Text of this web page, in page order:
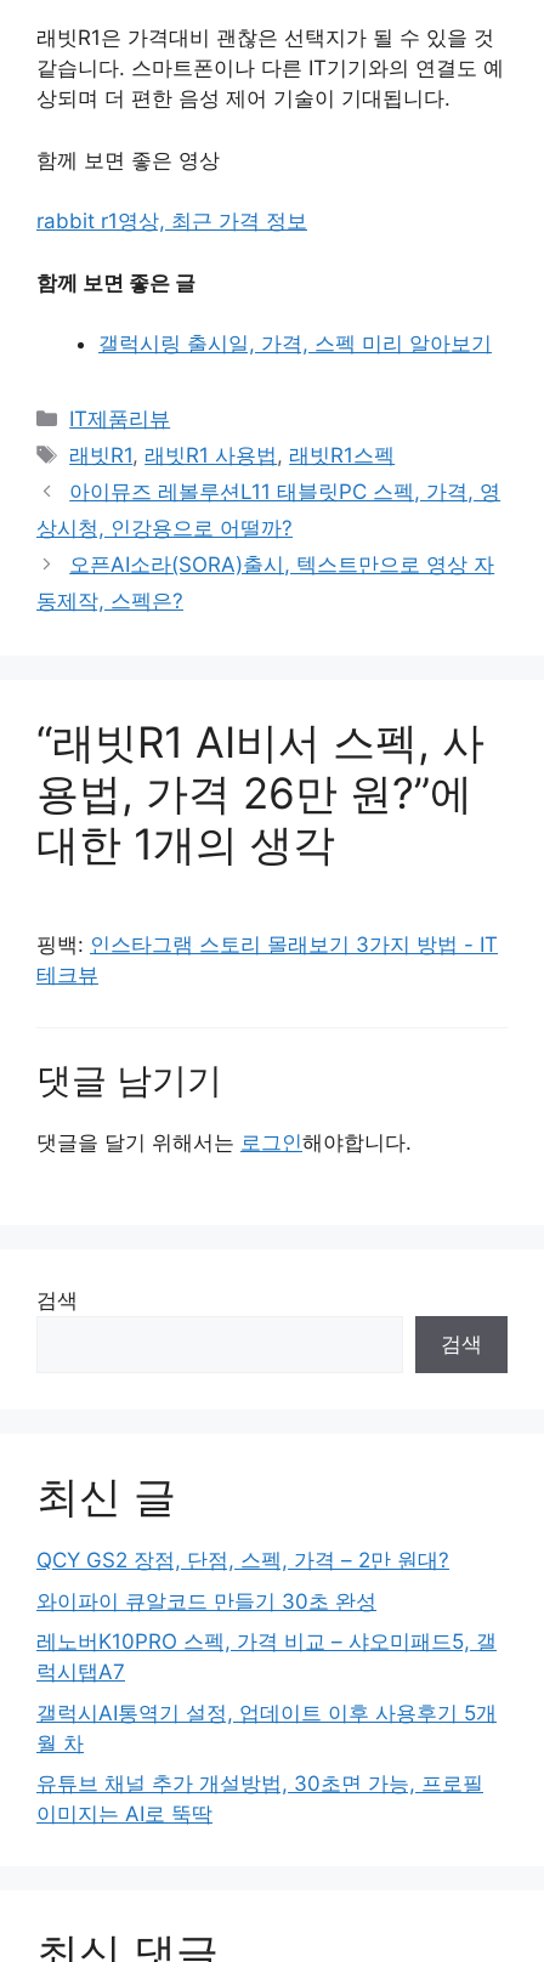
래빗R1은 가격대비 괜찮은 선택지가 될 수 있을 것
같습니다. 스마트폰이나 다른 IT기기와의 연결도 예
상되며 더 편한 음성 제어 기술이 기대됩니다.
함께 보면 좋은 영상
rabbit r1영상, 최근 가격 정보
함께 보면 좋은 글
갤럭시링 출시일, 가격, 스펙 미리 알아보기
카
테
리
IT제품리뷰
태
그
래빗R1, 래빗R1 사용법, 래빗R1스펙
아이뮤즈 레볼루션L11 태블릿PC 스펙, 가격, 영
상시청, 인강용으로 어떨까?
오픈AI소라(SORA)출시, 텍스트만으로 영상 자
동제작, 스펙은?
“래빗R1 AI비서 스펙, 사
용법, 가격 26만 원?”에
대한 1개의 생각
핑백: 인스타그램 스토리 몰래보기 3가지 방법 - IT
테크뷰
댓글 남기기
댓글을 달기 위해서는 로그인해야합니다.
검색
검색
최신 글
QCY GS2 장점, 단점, 스펙, 가격 – 2만 원대?
와이파이 큐알코드 만들기 30초 완성
레노버K10PRO 스펙, 가격 비교 – 샤오미패드5, 갤
럭시탭A7
갤럭시AI통역기 설정, 업데이트 이후 사용후기 5개
월 차
유튜브 채널 추가 개설방법, 30초면 가능, 프로필
이미지는 AI로 뚝딱